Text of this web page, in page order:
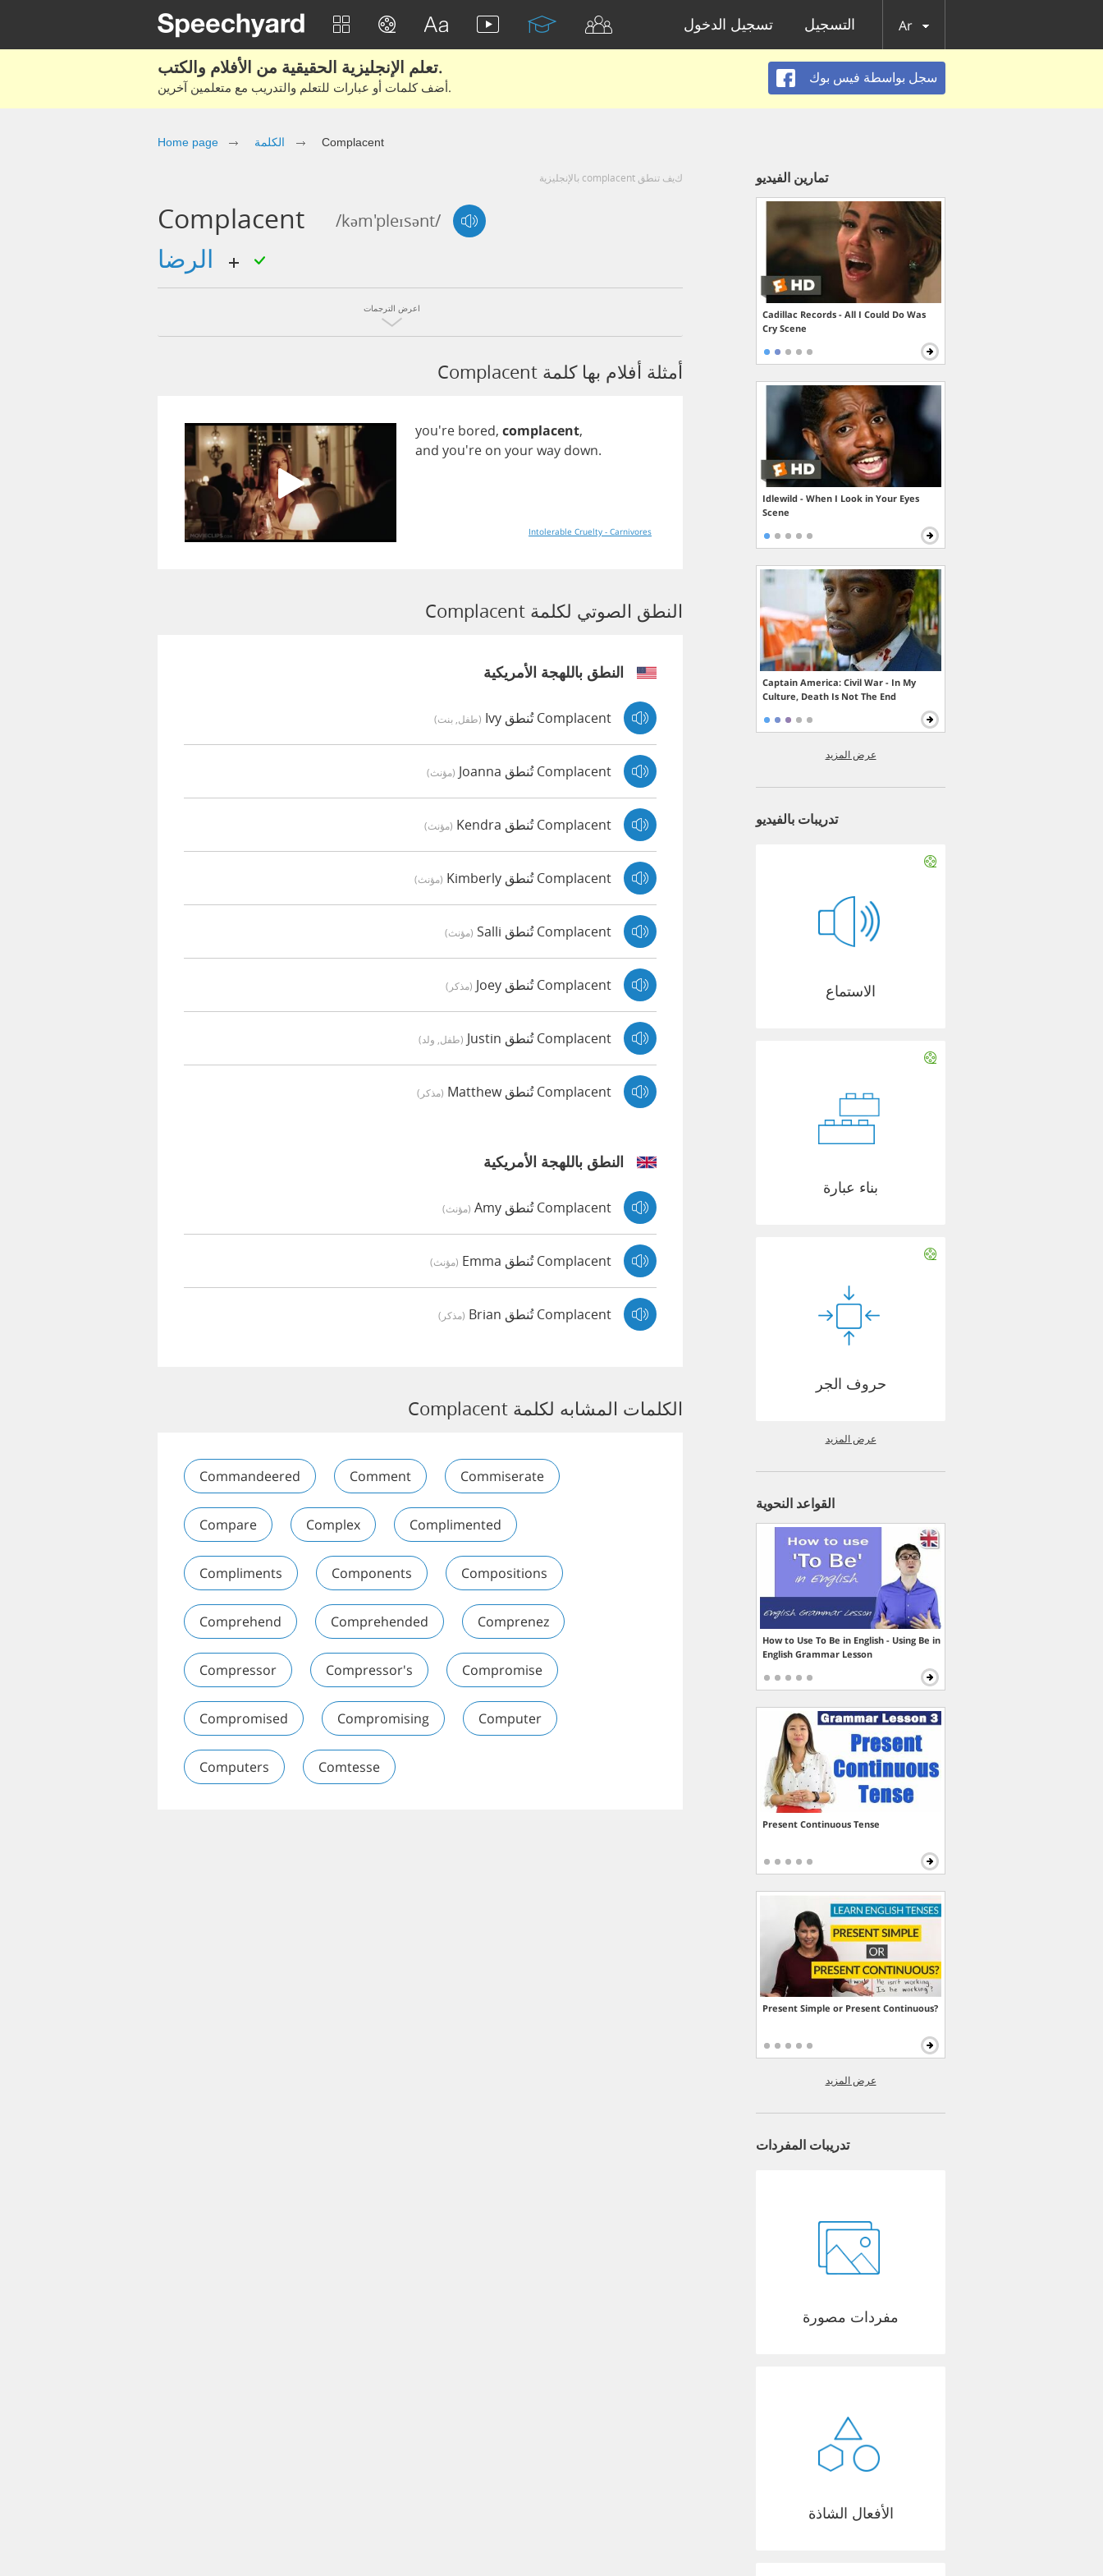
تسجيل الدخول التسجيل Ar
تعلم الإنجليزية الحقيقية من الأفلام والكتب.
أضف كلمات أو عبارات للتعلم والتدريب مع متعلمين آخرين.
سجل بواسطة فيس بوك
Home page الكلمة Complacent
كيف تنطق complacent بالإنجليزية
Complacent /kəm'pleɪsənt/
اعرض الترجمات
أمثلة أفلام بها كلمة Complacent
you're bored, complacent,
and you're on yourway down.
Intolerable Cruelty - Carnivores
النطق الصوتي لكلمة Complacent
النطق باللهجة الأمريكية
Complacent تُنطق Ivy (طفل, بنت)
Complacent تُنطق Joanna (مؤنث)
Complacent تُنطق Kendra (مؤنث)
Complacent تُنطق Kimberly (مؤنث)
Complacent تُنطق Salli (مؤنث)
Complacent تُنطق Joey (مذكر)
Complacent تُنطق Justin (طفل, ولد)
Complacent تُنطق Matthew (مذكر)
النطق باللهجة الأمريكية
Complacent تُنطق Amy (مؤنث)
Complacent تُنطق Emma (مؤنث)
Complacent تُنطق Brian (مذكر)
الكلمات المشابه لكلمة Complacent
Commandeered Comment Commiserate
Compare Complex Complimented
Compliments Components Compositions
Comprehend Comprehended Comprenez
Compressor Compressor's Compromise
Compromised Compromising Computer
Computers Comtesse
تمارين الفيديو
Cadillac Records - All I Could Do Was
Cry Scene
Idlewild - When I Look in Your Eyes
Scene
Captain America: Civil War - In My
Culture, Death Is Not The End
عرض المزيد
تدريبات بالفيديو
الاستماع
بناء عبارة
حروف الجر
عرض المزيد
القواعد النحوية
How to Use To Be in English - Using Be in
English Grammar Lesson
Present Continuous Tense
Present Simple or Present Continuous?
عرض المزيد
تدريبات المفردات
مفردات مصورة
الأفعال الشاذة